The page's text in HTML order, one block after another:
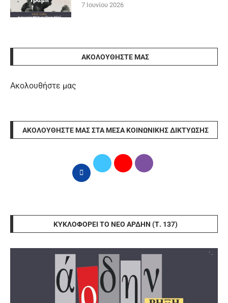
7 Ιουνίου 2026
ΑΚΟΛΟΥΘΉΣΤΕ ΜΑΣ
Ακολουθήστε μας
ΑΚΟΛΟΥΘΉΣΤΕ ΜΑΣ ΣΤΑ ΜΈΣΑ ΚΟΙΝΩΝΙΚΉΣ ΔΙΚΤΎΩΣΗΣ
ΚΥΚΛΟΦΟΡΕΊ ΤΟ ΝΈΟ ΆΡΔΗΝ (Τ. 137)